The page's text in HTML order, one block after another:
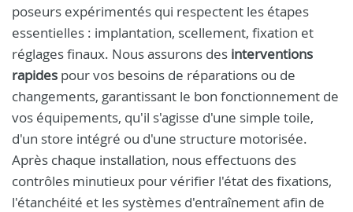
poseurs expérimentés qui respectent les étapes
essentielles : implantation, scellement, fixation et
réglages finaux. Nous assurons des interventions
rapides pour vos besoins de réparations ou de
changements, garantissant le bon fonctionnement de
vos équipements, qu'il s'agisse d'une simple toile,
d'un store intégré ou d'une structure motorisée.
Après chaque installation, nous effectuons des
contrôles minutieux pour vérifier l'état des fixations,
l'étanchéité et les systèmes d'entraînement afin de